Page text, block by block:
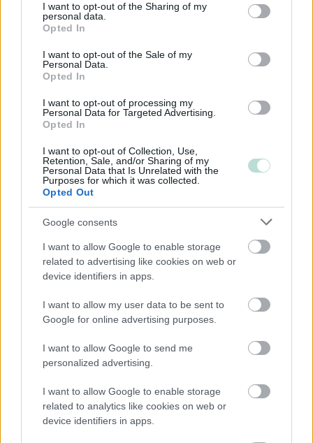
not limited to your visit or usage behaviour. You may click to
grant or deny consent to Google and its third-party tags to
use your data for below specified purposes in below Google
consent section.
I want to opt-out of the Sharing of my
personal data.
Opted In
I want to opt-out of the Sale of my
Personal Data.
Opted In
I want to opt-out of processing my
Personal Data for Targeted Advertising.
Opted In
I want to opt-out of Collection, Use,
Retention, Sale, and/or Sharing of my
Personal Data that Is Unrelated with the
Purposes for which it was collected.
Opted Out
Google consents
I want to allow Google to enable storage
related to advertising like cookies on web or
device identifiers in apps.
I want to allow my user data to be sent to
Google for online advertising purposes.
I want to allow Google to send me
personalized advertising.
I want to allow Google to enable storage
related to analytics like cookies on web or
device identifiers in apps.
Yhtiökoko
Keskikokoiset
Pienet
Mikrot
Yhtiömuodot
Yksityinen osakeyhtiö
Asunto-osakeyhtiö
Osuuskunta
Avoin yhtiö
Toiminimi
Järjestöt ja yhdistykset
Toimiala
Kansainvälisten organisaatioiden ja toimielinten
toiminta